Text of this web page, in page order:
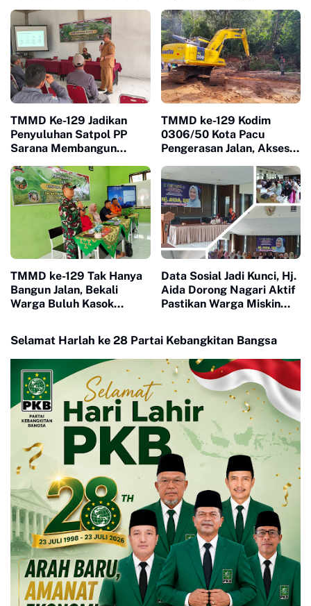
Kehidupan Warga Buluh
Kasok
TMMD Ke-129 Jadikan
Penyuluhan Satpol PP
Sarana Membangun
Ketertiban
TMMD ke-129 Kodim
0306/50 Kota Pacu
Pengerasan Jalan, Akses
Mendekati Tuntas
TMMD ke-129 Tak Hanya
Bangun Jalan, Bekali
Warga Buluh Kasok
Data Sosial Jadi Kunci, Hj.
Aida Dorong Nagari Aktif
Pastikan Warga Miskin
Selamat Harlah ke 28 Partai Kebangkitan Bangsa